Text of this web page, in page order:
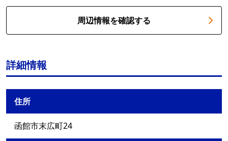
周辺情報を確認する
詳細情報
住所
函館市末広町24